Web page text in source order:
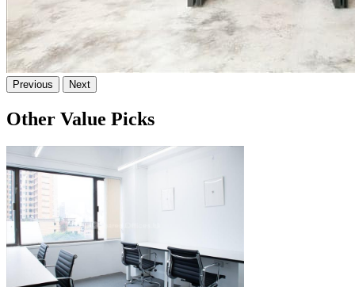
Previous Next
Other Value Picks